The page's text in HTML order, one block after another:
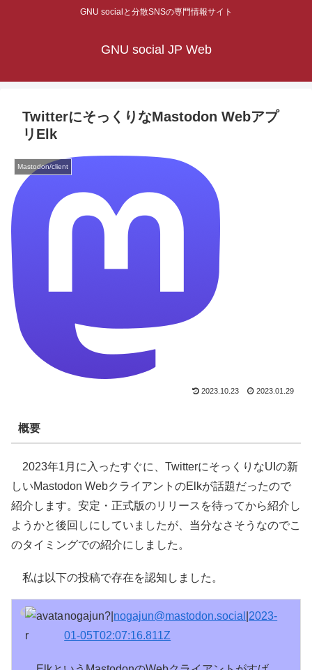
GNU socialと分散SNSの専門情報サイト
GNU social JP Web
TwitterにそっくりなMastodon Webアプ
リElk
Mastodon/client
2023.10.23 2023.01.29
概要
2023年1月に入ったすぐに、TwitterにそっくりなUIの新
しいMastodon WebクライアントのElkが話題だったので
紹介します。安定・正式版のリリースを待ってから紹介し
ようかと後回しにしていましたが、当分なさそうなのでこ
のタイミングでの紹介にしました。
私は以下の投稿で存在を認知しました。
nogajun?| nogajun@mastodon.social 2023-
01-05T02:07:16.811Z